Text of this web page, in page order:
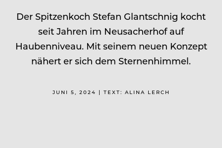
Der Spitzenkoch Stefan Glantschnig kocht
seit Jahren im Neusacherhof auf
Haubenniveau. Mit seinem neuen Konzept
nähert er sich dem Sternenhimmel.
JUNI 5, 2024 | TEXT: ALINA LERCH